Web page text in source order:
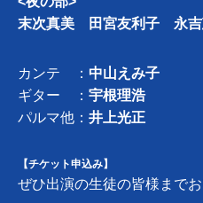
末次真美 田宮友利子 永
カンテ ： 中山えみ子
ギター ： 宇根理浩
パルマ他： 井上光正
【チケット申込み】
ぜひ出演の生徒の皆様までお